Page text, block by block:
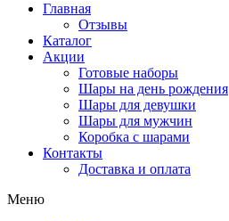
Главная
Отзывы
Каталог
Акции
Готовые наборы
Шары на день рождения
Шары для девушки
Шары для мужчин
Коробка с шарами
Контакты
Доставка и оплата
Меню